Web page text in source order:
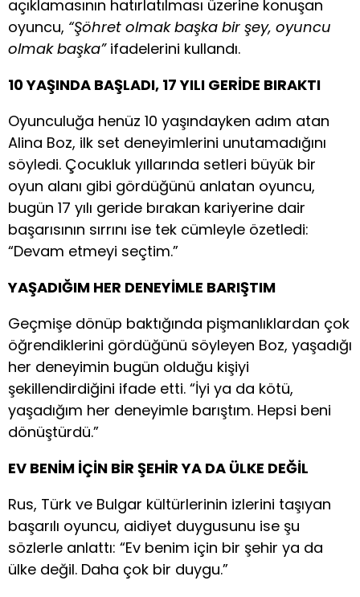
açıklamasının hatırlatılması üzerine konuşan
oyuncu, “Şöhret olmak başka bir şey, oyuncu
olmak başka”ifadelerini kullandı.
10 YAŞINDA BAŞLADI, 17 YILI GERİDE BIRAKTI
Oyunculuğa henüz 10 yaşındayken adım atan
Alina Boz, ilk set deneyimlerini unutamadığını
söyledi. Çocukluk yıllarında setleri büyük bir
oyun alanı gibi gördüğünü anlatan oyuncu,
bugün 17 yılı geride bırakan kariyerine dair
başarısının sırrını ise tek cümleyle özetledi:
“Devam etmeyi seçtim.”
YAŞADIĞIM HER DENEYİMLE BARIŞTIM
Geçmişe dönüp baktığında pişmanlıklardan çok
öğrendiklerini gördüğünü söyleyen Boz, yaşadığı
her deneyimin bugün olduğu kişiyi
şekillendirdiğini ifade etti. “İyi ya da kötü,
yaşadığım her deneyimle barıştım. Hepsi beni
dönüştürdü.”
EV BENİM İÇİN BİR ŞEHİR YA DA ÜLKE DEĞİL
Rus, Türk ve Bulgar kültürlerinin izlerini taşıyan
başarılı oyuncu, aidiyet duygusunu ise şu
sözlerle anlattı: “Ev benim için bir şehir ya da
ülke değil. Daha çok bir duygu.”